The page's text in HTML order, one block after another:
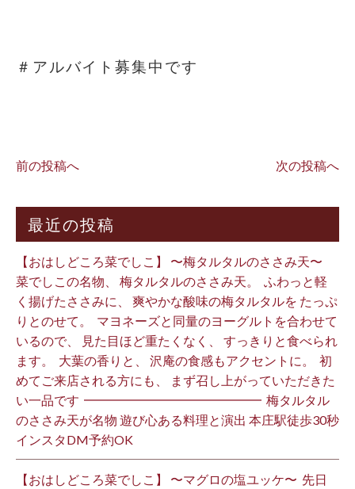
＃アルバイト募集中です️
前の投稿へ 次の投稿へ
最近の投稿
【おはしどころ菜でしこ】 〜梅タルタルのささみ天〜 ⁡
菜でしこの名物、 梅タルタルのささみ天。 ⁡ ふわっと軽
く揚げたささみに、 爽やかな酸味の梅タルタルを たっぷ
りとのせて。 ⁡ マヨネーズと同量のヨーグルトを合わせて
いるので、 見た目ほど重たくなく、 すっきりと食べられ
ます。 ⁡ 大葉の香りと、 沢庵の食感もアクセントに。 ⁡ 初
めてご来店される方にも、 まず召し上がっていただきた
い一品です️ ⁡ ━━━━━━━━━━━━━━ ⁡ 梅タルタル
のささみ天が名物 遊び心ある料理と演出 本庄駅徒歩30秒
インスタDM予約OK ⁡
【おはしどころ菜でしこ】 〜マグロの塩ユッケ〜 ⁡ 先日